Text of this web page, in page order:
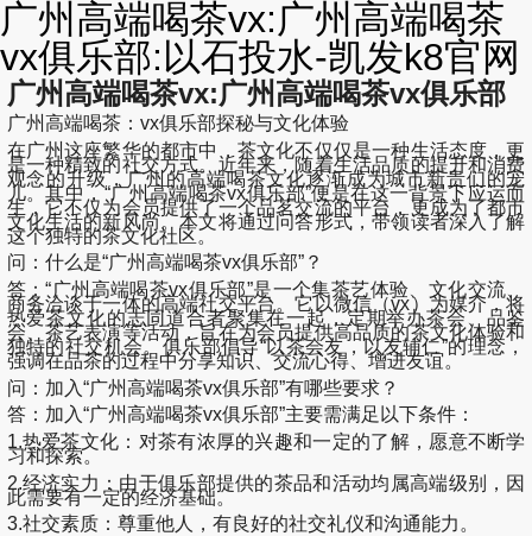
广州高端喝茶vx:广州高端喝茶
vx俱乐部:以石投水-凯发k8官网
广州高端喝茶vx:广州高端喝茶vx俱乐部
广州高端喝茶：vx俱乐部探秘与文化体验
在广州这座繁华的都市中，茶文化不仅仅是一种生活态度，更
是一种精致的社交方式。近年来，随着生活品质的提升和消费
观念的升级，广州的高端喝茶文化逐渐成为城市新贵们的宠
儿。其中，“广州高端喝茶vx俱乐部”便是在这一背景下应运而
生，它不仅为会员提供了一个品茗交流的平台，更成为了都市
文化生活的新风尚。本文将通过问答形式，带领读者深入了解
这个独特的茶文化社区。
问：什么是“广州高端喝茶vx俱乐部”？
答：“广州高端喝茶vx俱乐部”是一个集茶艺体验、文化交流、
商务洽谈于一体的高端社交平台。它以微信（vx）为媒介，将
热爱茶文化的志同道合者聚集在一起，定期举办茶会、品鉴
会、茶艺表演等活动，旨在为会员提供高品质的茶文化体验和
独特的社交机会。俱乐部倡导“以茶会友，以友辅仁”的理念，
强调在品茶的过程中分享知识、交流心得、增进友谊。
问：加入“广州高端喝茶vx俱乐部”有哪些要求？
答：加入“广州高端喝茶vx俱乐部”主要需满足以下条件：
1.热爱茶文化：对茶有浓厚的兴趣和一定的了解，愿意不断学
习和探索。
2.经济实力：由于俱乐部提供的茶品和活动均属高端级别，因
此需要有一定的经济基础。
3.社交素质：尊重他人，有良好的社交礼仪和沟通能力。